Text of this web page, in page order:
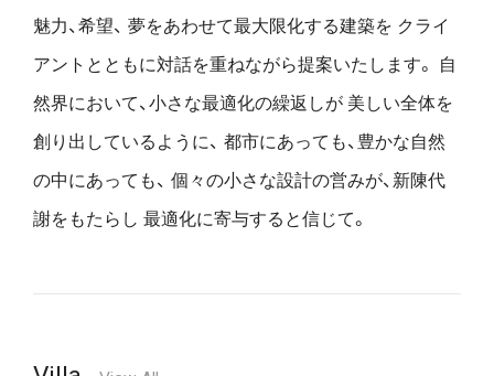
魅力、希望、 夢をあわせて最大限化する建築を クライ
アントとともに対話を重ねながら提案いたします。
自
然界において、小さな最適化の繰返しが 美しい全体を
創り出しているように、 都市にあっても、豊かな自然
の中にあっても、 個々の小さな設計の営みが、新陳代
謝をもたらし 最適化に寄与すると信じて。